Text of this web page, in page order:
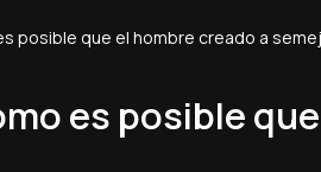
posible que el hombre creado a
es posible